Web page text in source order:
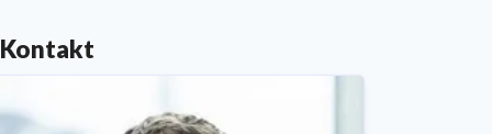
Kontakt